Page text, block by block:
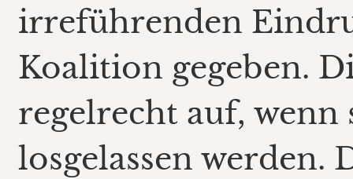
irreführenden
Koalition gegeben.
regelrecht auf, wenn
losgelassen werden.